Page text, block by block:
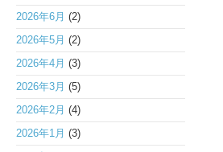
2026年6月 (2)
2026年5月 (2)
2026年4月 (3)
2026年3月 (5)
2026年2月 (4)
2026年1月 (3)